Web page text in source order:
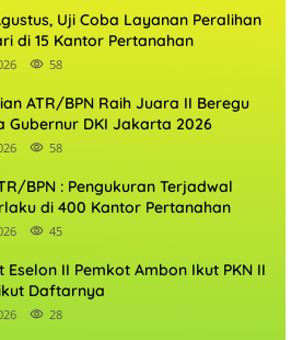
Uji Coba Layanan Peralihan
di 15 Kantor Pertanahan
58
ATR/BPN Raih Juara II Beregu
Gubernur DKI Jakarta 2026
58
BPN : Pengukuran Terjadwal
di 400 Kantor Pertanahan
45
Eselon II Pemkot Ambon Ikut PKN II
Daftarnya
28